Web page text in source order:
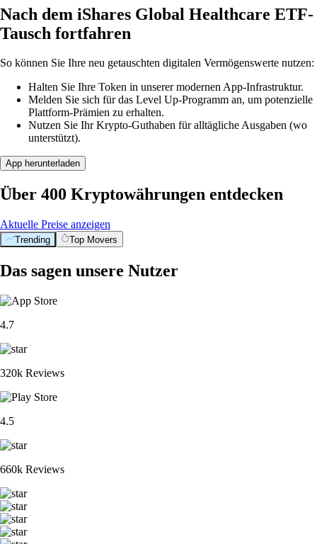
Nach dem iShares Global Healthcare ETF-
Tausch fortfahren
So können Sie Ihre neu getauschten digitalen Vermögenswerte nutzen:
Halten Sie Ihre Token in unserer modernen App-Infrastruktur.
Melden Sie sich für das Level Up-Programm an, um potenzielle
Plattform-Prämien zu erhalten.
Nutzen Sie Ihr Krypto-Guthaben für alltägliche Ausgaben (wo
unterstützt).
App herunterladen
Über 400 Kryptowährungen entdecken
Aktuelle Preise anzeigen
Trending Top Movers
Das sagen unsere Nutzer
4.7
320k Reviews
4.5
660k Reviews